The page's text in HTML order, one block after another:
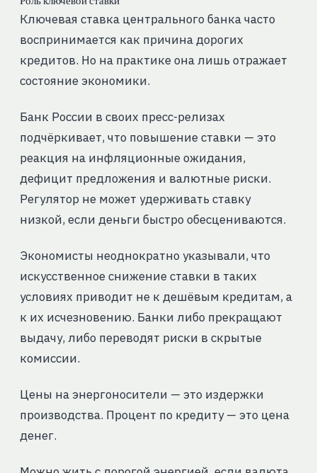
Ключевая ставка центрального банка часто
воспринимается как причина дорогих
кредитов. Но на практике она лишь отражает
состояние экономики.
Банк России в своих пресс-релизах
подчёркивает, что повышение ставки — это
реакция на инфляционные ожидания,
дефицит предложения и валютные риски.
Регулятор не может удерживать ставку
низкой, если деньги быстро обесцениваются.
Экономисты неоднократно указывали, что
искусственное снижение ставки в таких
условиях приводит не к дешёвым кредитам, а
к их исчезновению. Банки либо прекращают
выдачу, либо переводят риски в скрытые
комиссии.
Цены на энергоносители — это издержки
производства. Процент по кредиту — это цена
денег.